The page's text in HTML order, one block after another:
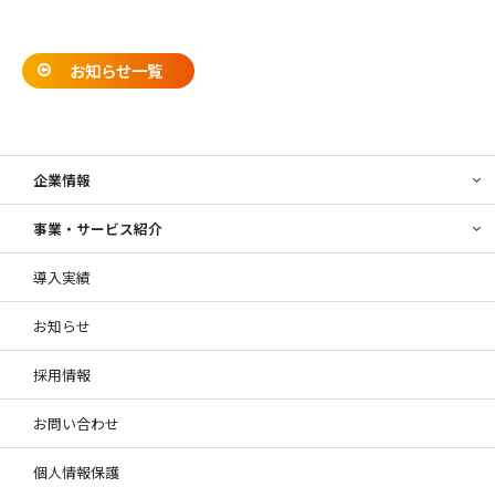
お知らせ一覧
企業情報
事業・サービス紹介
導入実績
お知らせ
採用情報
お問い合わせ
個人情報保護